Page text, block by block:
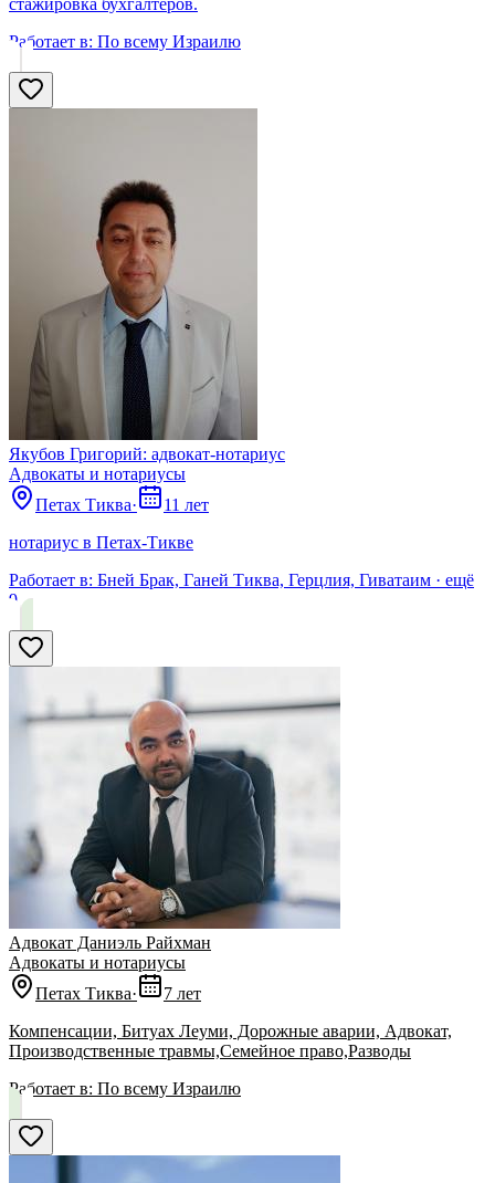
Работает в: По всему Израилю
Якубов Григорий: адвокат-нотариус
Адвокаты и нoтариусы
Петах Тиква·
11 лет
нотариус в Петах-Тикве
Работает в: Бней Брак, Ганей Тиква, Герцлия, Гиватаим · ещё
9
Адвокат Даниэль Райхман
Адвокаты и нoтариусы
Петах Тиква·
7 лет
Компенсации, Битуах Леуми, Дорожные аварии, Адвокат,
Производственные травмы,Семейное право,Разводы
Работает в: По всему Израилю